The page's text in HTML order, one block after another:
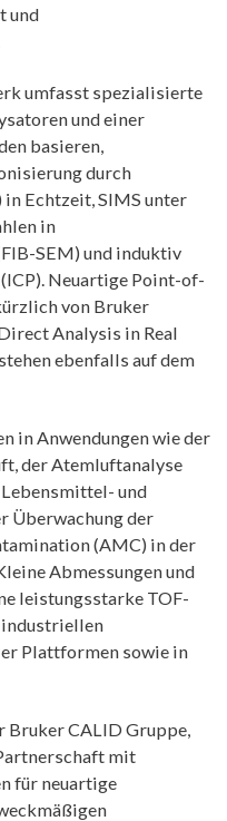
und
umfasst spezialisierte
und einer
basieren,
durch
Echtzeit, SIMS unter
in
SEM) und induktiv
Neuartige Point-of-
von Bruker
Analysis in Real
ebenfalls auf dem
in Anwendungen wie der
der Atemluftanalyse
und
Überwachung der
(AMC) in der
Abmessungen und
leistungsstarke TOF-
industriellen
Plattformen sowie in
Bruker CALID Gruppe,
mit
für neuartige